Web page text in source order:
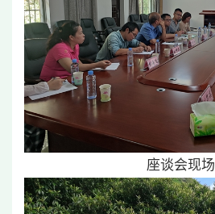
座谈会现场